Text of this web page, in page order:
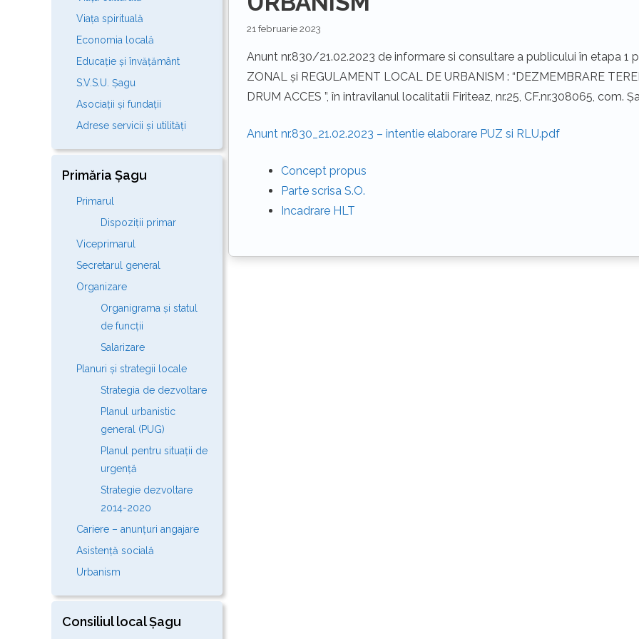
21 februarie 2023
Anunt nr.830/21.02.2023 de informare si consultare a publicului în etapa 1
ZONAL și REGULAMENT LOCAL DE URBANISM : “DEZMEMBRARE
DRUM ACCES ”, în intravilanul localitatii Firiteaz, nr.25, CF.nr.308065, com.
Anunt nr.830_21.02.2023 – intentie elaborare PUZ si RLU.pdf
Concept propus
Parte scrisa S.O.
Incadrare HLT
Viața spirituală
Economia locală
Educație și învățământ
S.V.S.U. Șagu
Asociații și fundații
Adrese servicii și utilități
Primăria Șagu
Primarul
Dispoziții primar
Viceprimarul
Secretarul general
Organizare
Organigrama și statul
de funcții
Salarizare
Planuri și strategii locale
Strategia de dezvoltare
Planul urbanistic
general (PUG)
Planul pentru situații de
urgență
Strategie dezvoltare
2014-2020
Cariere – anunțuri angajare
Asistență socială
Urbanism
Consiliul local Șagu